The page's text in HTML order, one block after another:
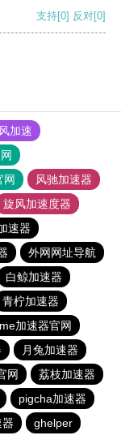
支持[0] 反对[0]
加速
网
风驰加速器
旋风加速度器
速器
外网网址导航
白鲸加速器
青柠加速器
加速器官网
月兔加速器
网
荔枝加速器
pigcha加速器
ghelper